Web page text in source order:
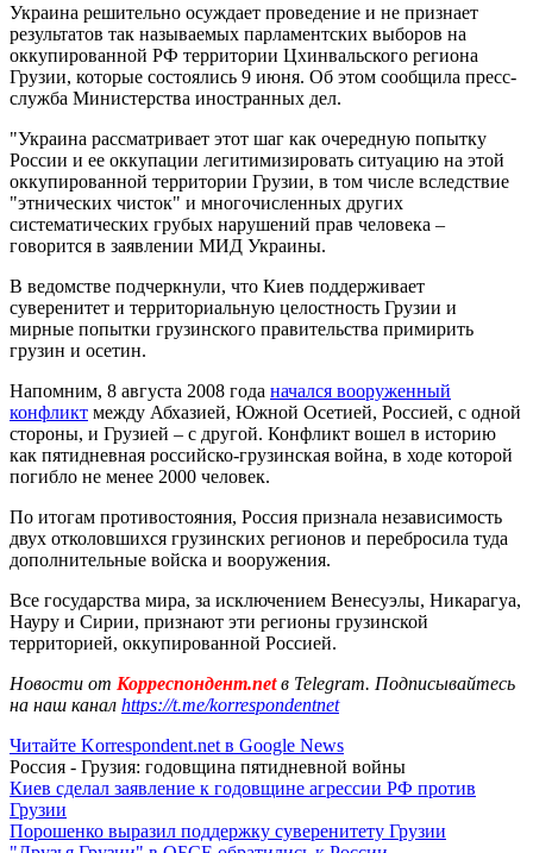
Украина решительно осуждает проведение и не признает
результатов так называемых парламентских выборов на
оккупированной РФ территории Цхинвальского региона
Грузии, которые состоялись 9 июня. Об этом сообщила пресс-
служба Министерства иностранных дел.
"Украина рассматривает этот шаг как очередную попытку
России и ее оккупации легитимизировать ситуацию на этой
оккупированной территории Грузии, в том числе вследствие
"этнических чисток" и многочисленных других
систематических грубых нарушений прав человека –
говорится в заявлении МИД Украины.
В ведомстве подчеркнули, что Киев поддерживает
суверенитет и территориальную целостность Грузии и
мирные попытки грузинского правительства примирить
грузин и осетин.
Напомним, 8 августа 2008 года начался вооруженный
конфликт между Абхазией, Южной Осетией, Россией, с одной
стороны, и Грузией – с другой. Конфликт вошел в историю
как пятидневная российско-грузинская война, в ходе которой
погибло не менее 2000 человек.
По итогам противостояния, Россия признала независимость
двух отколовшихся грузинских регионов и перебросила туда
дополнительные войска и вооружения.
Все государства мира, за исключением Венесуэлы, Никарагуа,
Науру и Сирии, признают эти регионы грузинской
территорией, оккупированной Россией.
Новости от Корреспондент.netв Telegram. Подписывайтесь
на наш канал https://t.me/korrespondentnet
Читайте Korrespondent.net в Google News
Россия - Грузия: годовщина пятидневной войны
Киев сделал заявление к годовщине агрессии РФ против
Грузии
Порошенко выразил поддержку суверенитету Грузии